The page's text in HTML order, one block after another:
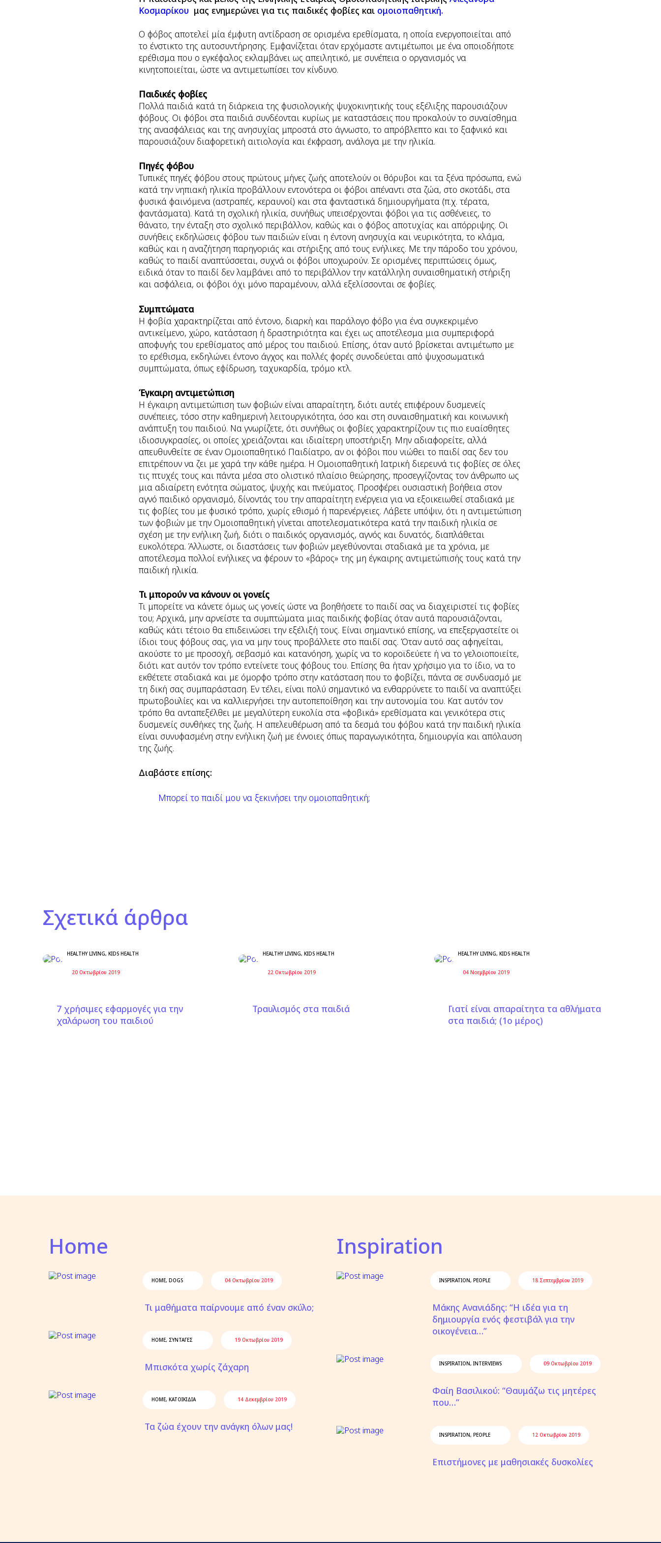
Κοσμαρίκου μας ενημερώνει για τις παιδικές φοβίες και ομοιοπαθητική.
Ο φόβος αποτελεί μία έμφυτη αντίδραση σε ορισμένα ερεθίσματα, η οποία ενεργοποιείται από
το ένστικτο της αυτοσυντήρησης. Εμφανίζεται όταν ερχόμαστε αντιμέτωποι με ένα οποιοδήποτε
ερέθισμα που ο εγκέφαλος εκλαμβάνει ως απειλητικό, με συνέπεια ο οργανισμός να
κινητοποιείται, ώστε να αντιμετωπίσει τον κίνδυνο.
Παιδικές φοβίες
Πολλά παιδιά κατά τη διάρκεια της φυσιολογικής ψυχοκινητικής τους εξέλιξης παρουσιάζουν
φόβους. Οι φόβοι στα παιδιά συνδέονται κυρίως με καταστάσεις που προκαλούν το συναίσθημα
της ανασφάλειας και της ανησυχίας μπροστά στο άγνωστο, το απρόβλεπτο και το ξαφνικό και
παρουσιάζουν διαφορετική αιτιολογία και έκφραση, ανάλογα με την ηλικία.
Πηγές φόβου
Τυπικές πηγές φόβου στους πρώτους μήνες ζωής αποτελούν οι θόρυβοι και τα ξένα πρόσωπα, ενώ
κατά την νηπιακή ηλικία προβάλλουν εντονότερα οι φόβοι απέναντι στα ζώα, στο σκοτάδι, στα
φυσικά φαινόμενα (αστραπές, κεραυνοί) και στα φανταστικά δημιουργήματα (π.χ. τέρατα,
φαντάσματα). Κατά τη σχολική ηλικία, συνήθως υπεισέρχονται φόβοι για τις ασθένειες, το
θάνατο, την ένταξη στο σχολικό περιβάλλον, καθώς και ο φόβος αποτυχίας και απόρριψης. Οι
συνήθεις εκδηλώσεις φόβου των παιδιών είναι η έντονη ανησυχία και νευρικότητα, το κλάμα,
καθώς και η αναζήτηση παρηγοριάς και στήριξης από τους ενήλικες. Με την πάροδο του χρόνου,
καθώς το παιδί αναπτύσσεται, συχνά οι φόβοι υποχωρούν. Σε ορισμένες περιπτώσεις όμως,
ειδικά όταν το παιδί δεν λαμβάνει από το περιβάλλον την κατάλληλη συναισθηματική στήριξη
και ασφάλεια, οι φόβοι όχι μόνο παραμένουν, αλλά εξελίσσονται σε φοβίες.
Συμπτώματα
Η φοβία χαρακτηρίζεται από έντονο, διαρκή και παράλογο φόβο για ένα συγκεκριμένο
αντικείμενο, χώρο, κατάσταση ή δραστηριότητα και έχει ως αποτέλεσμα μια συμπεριφορά
αποφυγής του ερεθίσματος από μέρος του παιδιού. Επίσης, όταν αυτό βρίσκεται αντιμέτωπο με
το ερέθισμα, εκδηλώνει έντονο άγχος και πολλές φορές συνοδεύεται από ψυχοσωματικά
συμπτώματα, όπως εφίδρωση, ταχυκαρδία, τρόμο κτλ.
Έγκαιρη αντιμετώπιση
Η έγκαιρη αντιμετώπιση των φοβιών είναι απαραίτητη, διότι αυτές επιφέρουν δυσμενείς
συνέπειες, τόσο στην καθημερινή λειτουργικότητα, όσο και στη συναισθηματική και κοινωνική
ανάπτυξη του παιδιού. Να γνωρίζετε, ότι συνήθως οι φοβίες χαρακτηρίζουν τις πιο ευαίσθητες
ιδιοσυγκρασίες, οι οποίες χρειάζονται και ιδιαίτερη υποστήριξη. Μην αδιαφορείτε, αλλά
απευθυνθείτε σε έναν Ομοιοπαθητικό Παιδίατρο, αν οι φόβοι που νιώθει το παιδί σας δεν του
επιτρέπουν να ζει με χαρά την κάθε ημέρα. Η Ομοιοπαθητική Ιατρική διερευνά τις φοβίες σε όλες
τις πτυχές τους και πάντα μέσα στο ολιστικό πλαίσιο θεώρησης, προσεγγίζοντας τον άνθρωπο ως
μια αδιαίρετη ενότητα σώματος, ψυχής και πνεύματος. Προσφέρει ουσιαστική βοήθεια στον
αγνό παιδικό οργανισμό, δίνοντάς του την απαραίτητη ενέργεια για να εξοικειωθεί σταδιακά με
τις φοβίες του με φυσικό τρόπο, χωρίς εθισμό ή παρενέργειες. Λάβετε υπόψιν, ότι η αντιμετώπιση
των φοβιών με την Ομοιοπαθητική γίνεται αποτελεσματικότερα κατά την παιδική ηλικία σε
σχέση με την ενήλικη ζωή, διότι ο παιδικός οργανισμός, αγνός και δυνατός, διαπλάθεται
ευκολότερα. Άλλωστε, οι διαστάσεις των φοβιών μεγεθύνονται σταδιακά με τα χρόνια, με
αποτέλεσμα πολλοί ενήλικες να φέρουν το «βάρος» της μη έγκαιρης αντιμετώπισής τους κατά την
παιδική ηλικία.
Τι μπορούν να κάνουν οι γονείς
Τι μπορείτε να κάνετε όμως ως γονείς ώστε να βοηθήσετε το παιδί σας να διαχειριστεί τις φοβίες
του; Αρχικά, μην αρνείστε τα συμπτώματα μιας παιδικής φοβίας όταν αυτά παρουσιάζονται,
καθώς κάτι τέτοιο θα επιδεινώσει την εξέλιξή τους. Είναι σημαντικό επίσης, να επεξεργαστείτε οι
ίδιοι τους φόβους σας, για να μην τους προβάλλετε στο παιδί σας. Όταν αυτό σας αφηγείται,
ακούστε το με προσοχή, σεβασμό και κατανόηση, χωρίς να το κοροϊδεύετε ή να το γελοιοποιείτε,
διότι κατ αυτόν τον τρόπο εντείνετε τους φόβους του. Επίσης θα ήταν χρήσιμο για το ίδιο, να το
εκθέτετε σταδιακά και με όμορφο τρόπο στην κατάσταση που το φοβίζει, πάντα σε συνδυασμό με
τη δική σας συμπαράσταση. Εν τέλει, είναι πολύ σημαντικό να ενθαρρύνετε το παιδί να αναπτύξει
πρωτοβουλίες και να καλλιεργήσει την αυτοπεποίθηση και την αυτονομία του. Κατ αυτόν τον
τρόπο θα ανταπεξέλθει με μεγαλύτερη ευκολία στα «φοβικά» ερεθίσματα και γενικότερα στις
δυσμενείς συνθήκες της ζωής. Η απελευθέρωση από τα δεσμά του φόβου κατά την παιδική ηλικία
είναι συνυφασμένη στην ενήλικη ζωή με έννοιες όπως παραγωγικότητα, δημιουργία και απόλαυση
της ζωής.
Διαβάστε επίσης:
Μπορεί το παιδί μου να ξεκινήσει την ομοιοπαθητική;
Σχετικά άρθρα
HEALTHY LIVING, KIDS HEALTH
20 Οκτωβρίου 2019
7 χρήσιμες εφαρμογές για την
χαλάρωση του παιδιού
HEALTHY LIVING, KIDS HEALTH
22 Οκτωβρίου 2019
Τραυλισμός στα παιδιά
HEALTHY LIVING, KIDS HEALTH
04 Νοεμβρίου 2019
Γιατί είναι απαραίτητα τα αθλήματα
στα παιδιά; (1ο μέρος)
Home
HOME, DOGS 04 Οκτωβρίου 2019
Τι μαθήματα παίρνουμε από έναν σκύλο;
HOME, ΣΥΝΤΑΓΈΣ 19 Οκτωβρίου 2019
Μπισκότα χωρίς ζάχαρη
HOME, ΚΑΤΟΙΚΊΔΙΑ 14 Δεκεμβρίου 2019
Τα ζώα έχουν την ανάγκη όλων μας!
Inspiration
INSPIRATION, PEOPLE 18 Σεπτεμβρίου 2019
Μάκης Ανανιάδης: “Η ιδέα για τη
δημιουργία ενός φεστιβάλ για την
οικογένεια…”
INSPIRATION, INTERVIEWS 09 Οκτωβρίου 2019
Φαίη Βασιλικού: “Θαυμάζω τις μητέρες
που…”
INSPIRATION, PEOPLE 12 Οκτωβρίου 2019
Επιστήμονες με μαθησιακές δυσκολίες